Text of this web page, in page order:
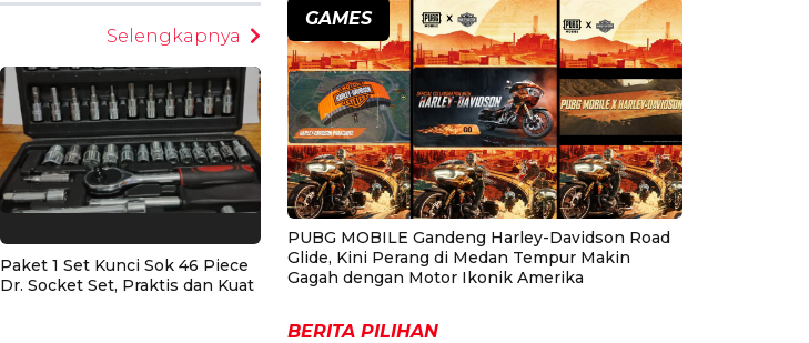
Selengkapnya
Paket 1 Set Kunci Sok 46 Piece
Dr. Socket Set, Praktis dan Kuat
GAMES
PUBG MOBILE Gandeng Harley-Davidson Road
Glide, Kini Perang di Medan Tempur Makin
Gagah dengan Motor Ikonik Amerika
BERITA PILIHAN